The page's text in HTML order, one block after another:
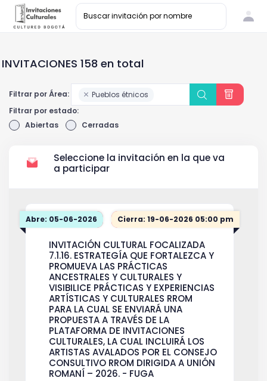
INVITACIONES 158 en total
Filtrar por Área:
Pueblos étnicos
Filtrar por estado:
Abiertas
Cerradas
Seleccione la invitación en la que va
a participar
Abre: 05-06-2026 Cierra: 19-06-2026 05:00 pm
INVITACIÓN CULTURAL FOCALIZADA
7.1.16. ESTRATEGÍA QUE FORTALEZCA Y
PROMUEVA LAS PRÁCTICAS
ANCESTRALES Y CULTURALES Y
VISIBILICE PRÁCTICAS Y EXPERIENCIAS
ARTÍSTICAS Y CULTURALES RROM
PARA LA CUAL SE ENVIARÁ UNA
PROPUESTA A TRAVÉS DE LA
PLATAFORMA DE INVITACIONES
CULTURALES, LA CUAL INCLUIRÁ LOS
ARTISTAS AVALADOS POR EL CONSEJO
CONSULTIVO RROM DIRIGIDA A UNIÓN
ROMANÍ – 2026. - FUGA